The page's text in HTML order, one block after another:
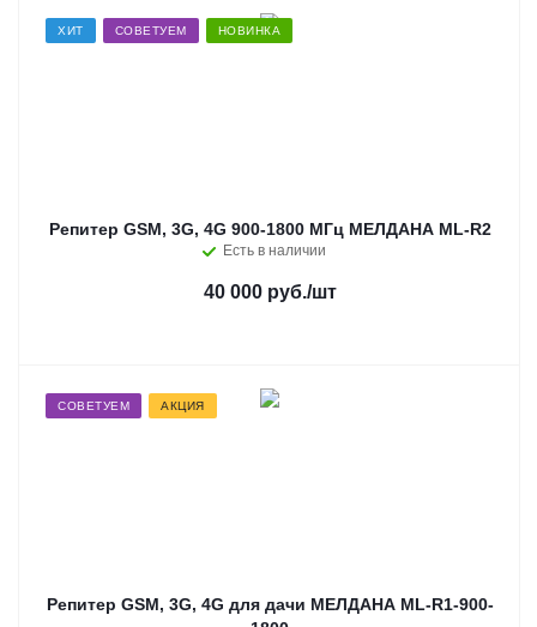
ХИТ СОВЕТУЕМ НОВИНКА
Репитер GSM, 3G, 4G 900-1800 МГц МЕЛДАНА ML-R2
Есть в наличии
40 000 руб./шт
СОВЕТУЕМ АКЦИЯ
Репитер GSM, 3G, 4G для дачи МЕЛДАНА ML-R1-900-